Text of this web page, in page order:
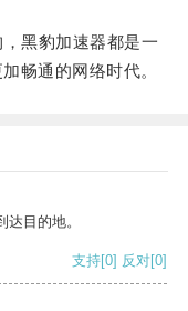
黑豹加速器都是一
畅通的网络时代。
目的地。
支持[0] 反对[0]